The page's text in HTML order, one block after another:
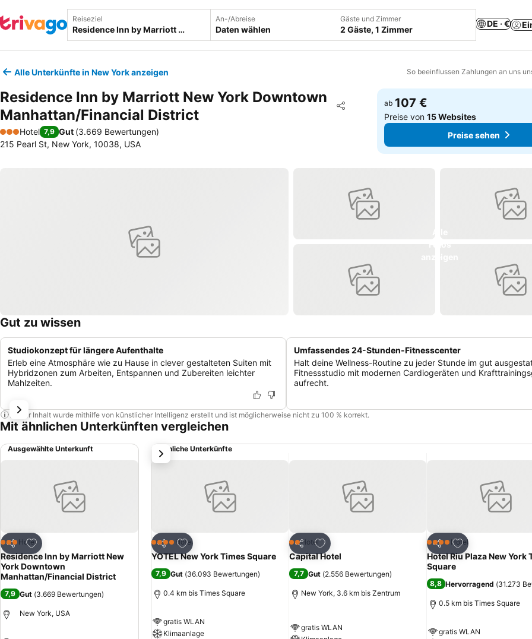
Reiseziel An-/Abreise
Daten wählen
Gäste und Zimmer
2 Gäste, 1 Zimmer
DE · €
Alle Unterkünfte in New York anzeigen So beeinflussen Zahlungen an uns
Residence Inn by Marriott New York Downtown
Manhattan/Financial District
Teilen
Zu Favoriten hinzufügen
3 Sterne
Hotel 7,9 Gut (3.669 Bewertungen)
215 Pearl St, New York, 10038, USA
ab 107 €
Preise von15 Websites
Preise sehen
Gut zu wissen
Studiokonzept für längere Aufenthalte
Erleb eine Atmosphäre wie zu Hause in clever gestalteten Suiten mit
Hybridzonen zum Arbeiten, Entspannen und Zubereiten leichter
Mahlzeiten.
Umfassendes 24-Stunden-Fitnesscenter
Halt deine Wellness-Routine zu jeder Stunde im gut
Fitnessstudio mit modernen Cardiogeräten und
aufrecht.
Dieser Inhalt wurde mithilfe von künstlicher Intelligenz erstellt und ist möglicherweise nicht zu 100 % korrekt.
Mit ähnlichen Unterkünften vergleichen
Ausgewählte Unterkunft
Teilen
Zu Favoriten hinzufügen
3 SterneHotel
Residence Inn by Marriott New
York Downtown
Manhattan/Financial District
7,9 Gut (3.669 Bewertungen)
New York, USA
Ähnliche Unterkünfte
Teilen
Zu Favoriten hinzufügen
4 SterneHotel
YOTEL New York Times Square
7,9 Gut (36.093 Bewertungen)
0.4 km bis Times Square
gratis WLAN
Klimaanlage
Teilen
Zu Favoriten hinzufügen
2 Sterne
Hotel
Capital Hotel
7,7 Gut (2.556 Bewertungen)
New York, 3.6 km bis Zentrum
gratis WLAN
Teilen
Zu Favoriten
4 SterneHotel
Hotel Riu Plaza New York
Square
8,8 Hervorragend (31.273
0.5 km bis Times Square
gratis WLAN
weiter